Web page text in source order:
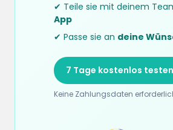
✔ Teile sie mit deinem
App
✔ Passe sie an deine
7 Tage kostenlos testen
Keine Zahlungsdaten